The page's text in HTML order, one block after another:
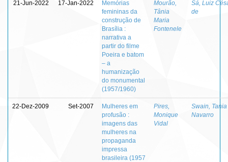
21-Jun-2022 17-Jan-2022
Memórias
femininas da
construção de
Brasília :
narrativa a
partir do filme
Poeira e batom
– a
humanização
do monumental
(1957/1960)
Mourão,
Tânia
Maria
Fontenele
Sá, Luiz
de
22-Dez-2009 Set-2007
Mulheres em
profusão :
imagens das
mulheres na
propaganda
impressa
brasileira (1957
Pires,
Monique
Vidal
Swain, Tania
Navarro